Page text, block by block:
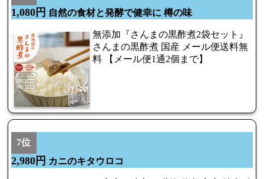
1,080円 自然の食材と発酵で健幸に 樽の味
無添加『さんまの黒酢煮2袋セット』
さんまの黒酢煮 国産 メール便送料無
料 【メール便1通2個まで】
7位
2,980円 カニのキタウロコ